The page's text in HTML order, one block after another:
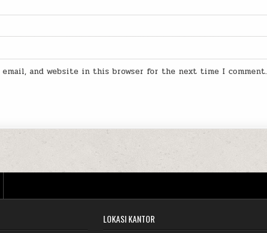
email, and website in this browser for the next time I comment.
LOKASI KANTOR